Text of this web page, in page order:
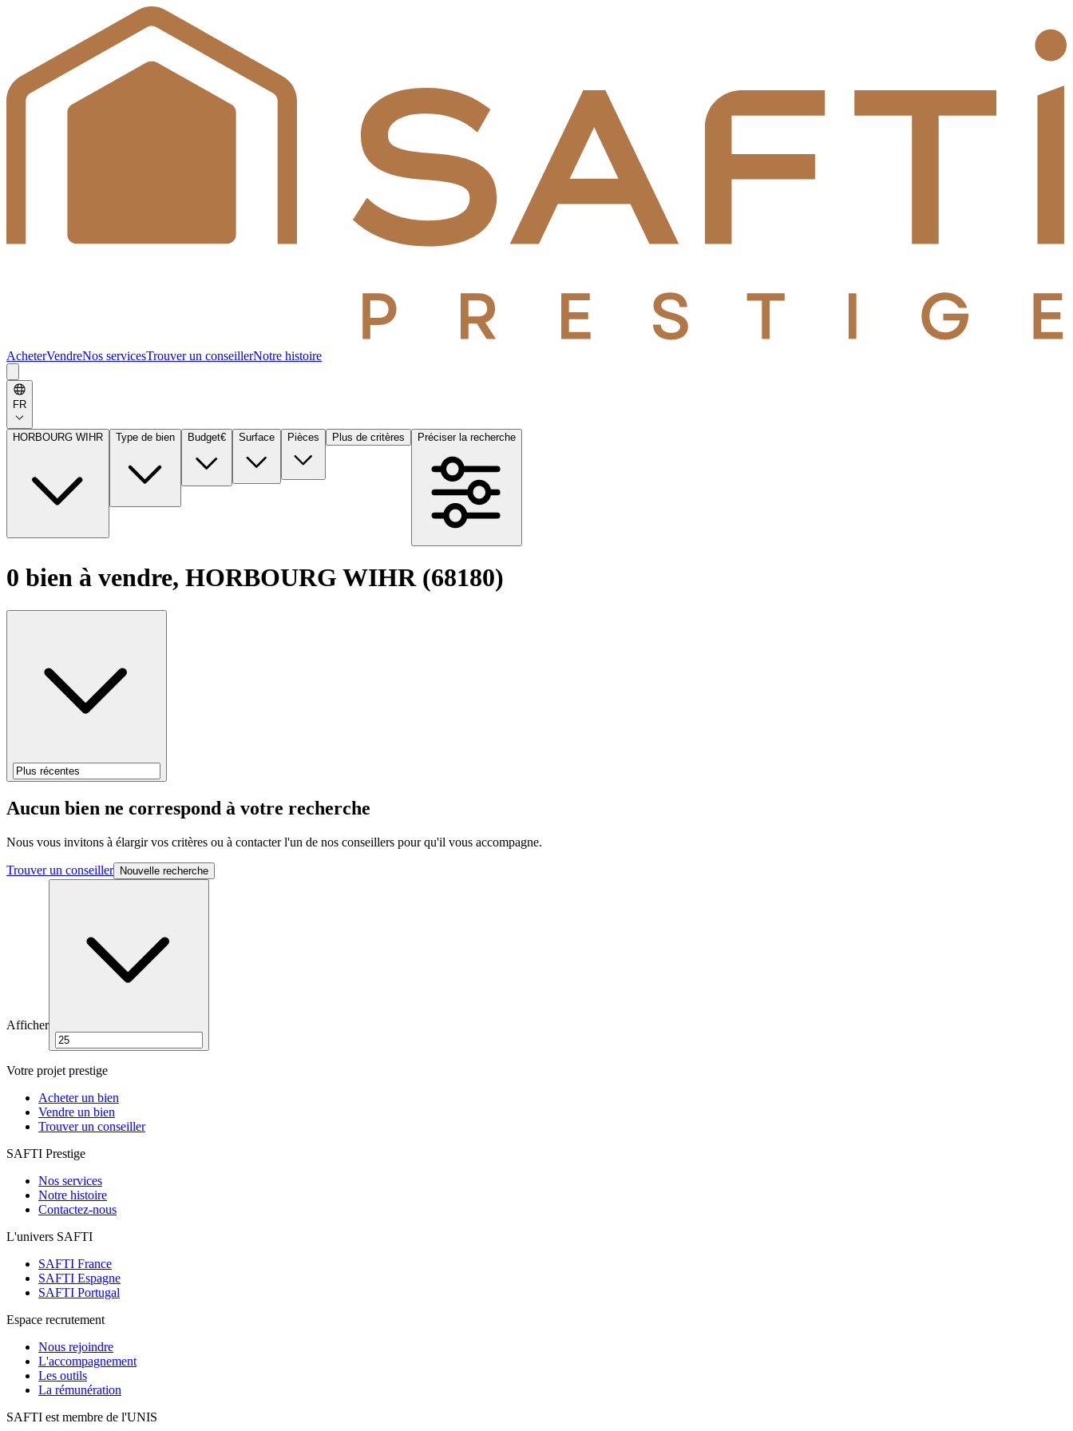
AcheterVendreNos servicesTrouver un conseillerNotre histoire
FR
HORBOURG WIHR Type de bien Budget€ Surface Pièces Plus de critères Préciser la recherche
0 bien à vendre, HORBOURG WIHR (68180)
Aucun bien ne correspond à votre recherche
Nous vous invitons à élargir vos critères ou à contacter l'un de nos conseillers pour qu'il vous accompagne.
Trouver un conseiller Nouvelle recherche
Afficher
Votre projet prestige
Acheter un bien
Vendre un bien
Trouver un conseiller
SAFTI Prestige
Nos services
Notre histoire
Contactez-nous
L'univers SAFTI
SAFTI France
SAFTI Espagne
SAFTI Portugal
Espace recrutement
Nous rejoindre
L'accompagnement
Les outils
La rémunération
SAFTI est membre de l'UNIS